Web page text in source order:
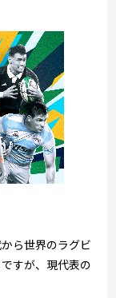
ら世界のラグビ
すが、現代表の